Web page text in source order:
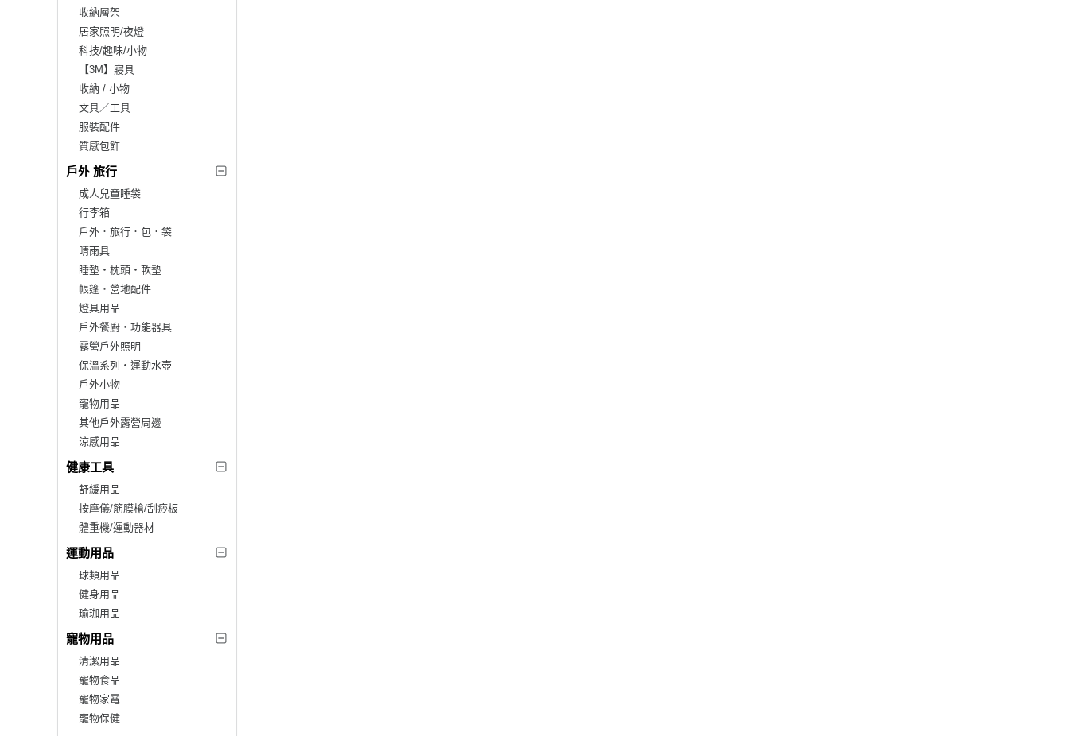
收納層架
居家照明/夜燈
科技/趣味/小物
【3M】寢具
收納 / 小物
文具／工具
服裝配件
質感包飾
戶外 旅行
成人兒童睡袋
行李箱
戶外．旅行．包．袋
晴雨具
睡墊‧枕頭‧軟墊
帳篷‧營地配件
燈具用品
戶外餐廚‧功能器具
露營戶外照明
保溫系列‧運動水壺
戶外小物
寵物用品
其他戶外露營周邊
涼感用品
健康工具
舒緩用品
按摩儀/筋膜槍/刮痧板
體重機/運動器材
運動用品
球類用品
健身用品
瑜珈用品
寵物用品
清潔用品
寵物食品
寵物家電
寵物保健